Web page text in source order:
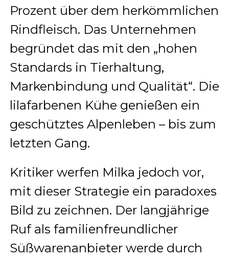
Prozent über dem herkömmlichen
Rindfleisch. Das Unternehmen
begründet das mit den „hohen
Standards in Tierhaltung,
Markenbindung und Qualität“. Die
lilafarbenen Kühe genießen ein
geschütztes Alpenleben – bis zum
letzten Gang.
Kritiker werfen Milka jedoch vor,
mit dieser Strategie ein paradoxes
Bild zu zeichnen. Der langjährige
Ruf als familienfreundlicher
Süßwarenanbieter werde durch